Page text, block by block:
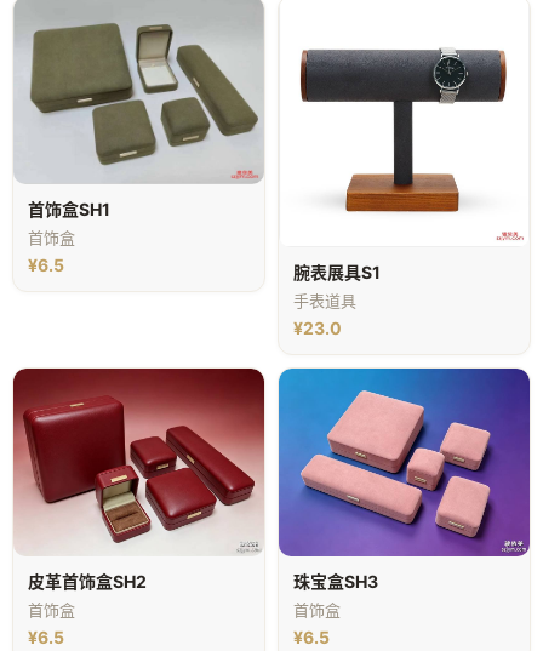
首饰盒SH1
首饰盒
¥6.5 腕表展具S1
手表道具
¥23.0
皮革首饰盒SH2
首饰盒
¥6.5
珠宝盒SH3
首饰盒
¥6.5